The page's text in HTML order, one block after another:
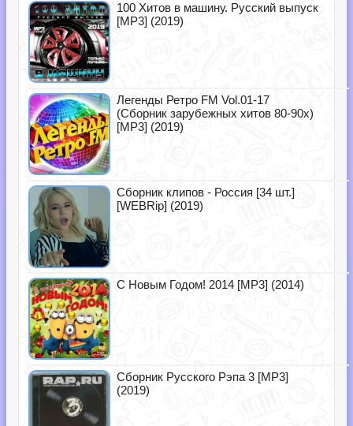
100 Хитов в машину. Русский выпуск
[MP3] (2019)
Легенды Ретро FM Vol.01-17
(Сборник зарубежных хитов 80-90х)
[MP3] (2019)
Сборник клипов - Россия [34 шт.]
[WEBRip] (2019)
С Новым Годом! 2014 [MP3] (2014)
Сборник Русского Рэпа 3 [MP3]
(2019)